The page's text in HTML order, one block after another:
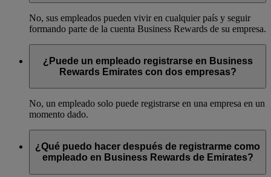
No, sus empleados pueden vivir en cualquier país y seguir
formando parte de la cuenta Business Rewards de su empresa.
¿Puede un empleado registrarse en Business
Rewards Emirates con dos empresas?
No, un empleado solo puede registrarse en una empresa en un
momento dado.
¿Qué puedo hacer después de registrarme como
empleado en Business Rewards de Emirates?